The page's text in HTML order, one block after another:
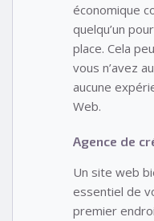
économique
quelqu’un
place. Cela
vous n’avez
aucune
Web.
Agence de
Un site web
essentiel de
premier